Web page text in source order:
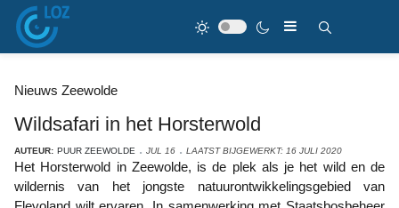
Nieuws Zeewolde
Wildsafari in het Horsterwold
AUTEUR: PUUR ZEEWOLDE JUL 16 LAATST BIJGEWERKT: 16 JULI 2020
Het Horsterwold in Zeewolde, is de plek als je het wild en de
wildernis van het jongste natuurontwikkelingsgebied van